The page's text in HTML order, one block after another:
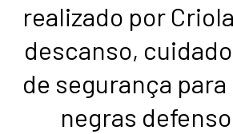
realizado por
descanso,
de segurança
negras